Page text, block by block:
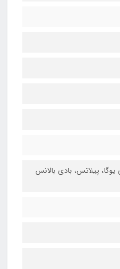
پیلاتس، بادی بالانس